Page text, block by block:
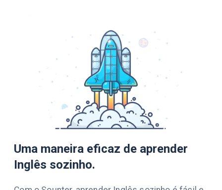
Uma maneira eficaz de aprender
Inglês sozinho.